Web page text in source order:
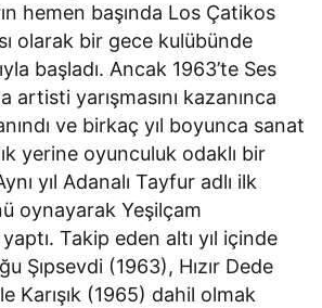
hemen başında Los Çatikos
olarak bir gece kulübünde
başladı. Ancak 1963’te Ses
artisti yarışmasını kazanınca
ve birkaç yıl boyunca sanat
yerine oyunculuk odaklı bir
yıl Adanalı Tayfur adlı ilk
oynayarak Yeşilçam
Takip eden altı yıl içinde
Şıpsevdi (1963), Hızır Dede
Karışık (1965) dahil olmak